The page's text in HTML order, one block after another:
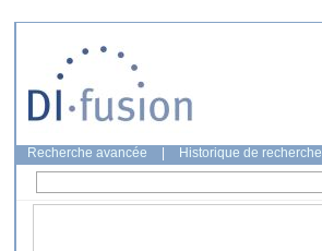
Recherche avancée Historique de recherche